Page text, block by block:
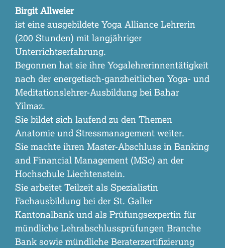
Birgit Allweier
ist eine ausgebildete Yoga Alliance Lehrerin
(200 Stunden) mit langjähriger
Unterrichtserfahrung.
Begonnen hat sie ihre Yogalehrerinnentätigkeit
nach der energetisch-ganzheitlichen Yoga- und
Meditationslehrer-Ausbildung bei Bahar
Yilmaz.
Sie bildet sich laufend zu den Themen
Anatomie und Stressmanagement weiter.
Sie machte ihren Master-Abschluss in Banking
and Financial Management (MSc) an der
Hochschule Liechtenstein.
Sie arbeitet Teilzeit als Spezialistin
Fachausbildung bei der St. Galler
Kantonalbank und als Prüfungsexpertin für
mündliche Lehrabschlussprüfungen Branche
Bank sowie mündliche Beraterzertifizierung